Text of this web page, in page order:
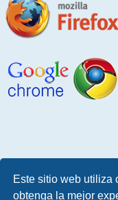
Este sitio web utiliza
obtenga la mejor